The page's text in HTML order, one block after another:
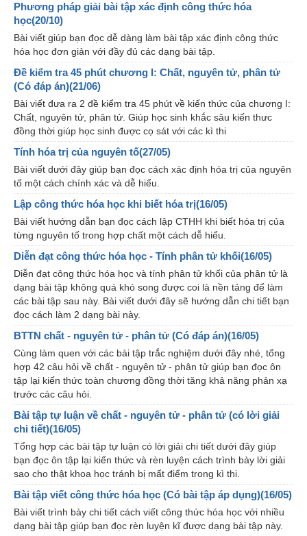
Phương pháp giải bài tập xác định công thức hóa
học(20/10)
Bài viết giúp bạn đọc dễ dàng làm bài tập xác định công thức
hóa học đơn giản với đầy đủ các dạng bài tập.
Đề kiểm tra 45 phút chương I: Chất, nguyên tử, phân tử
(Có đáp án)(21/06)
Bài viết đưa ra 2 đề kiểm tra 45 phút về kiến thức của chương I:
Chất, nguyên tử, phân tử. Giúp học sinh khắc sâu kiến thưc
đồng thời giúp học sinh được cọ sát với các kì thi
Tính hóa trị của nguyên tố(27/05)
Bài viết dưới đây giúp bạn đọc cách xác định hóa trị của nguyên
tố một cách chính xác và dễ hiểu.
Lập công thức hóa học khi biết hóa trị(16/05)
Bài viết hướng dẫn bạn đọc cách lập CTHH khi biết hóa trị của
từng nguyên tố trong hợp chất một cách dễ hiểu.
Diễn đạt công thức hóa học - Tính phân tử khối(16/05)
Diễn đạt công thức hóa học và tính phân tử khối của phân tử là
dạng bài tập không quá khó song được coi là nền tảng để làm
các bài tập sau này. Bài viết dưới đây sẽ hướng dẫn chi tiết bạn
đọc cách làm 2 dạng bài này.
BTTN chất - nguyên tử - phân tử (Có đáp án)(16/05)
Cùng làm quen với các bài tập trắc nghiệm dưới đây nhé, tổng
hợp 42 câu hỏi về chất - nguyên tử - phân tử giúp bạn đọc ôn
tập lại kiến thức toàn chương đồng thời tăng khả năng phản xạ
trước các câu hỏi.
Bài tập tự luận về chất - nguyên tử - phân tử (có lời giải
chi tiết)(16/05)
Tổng hợp các bài tập tự luận có lời giải chi tiết dưới đây giúp
bạn đọc ôn tập lại kiến thức và rèn luyện cách trình bày lời giải
sao cho thật khoa học tránh bị mất điểm trong kì thi.
Bài tập viết công thức hóa học (Có bài tập áp dụng)(16/05)
Bài viết trình bày chi tiết cách viết công thức hóa học với nhiều
dạng bài tập giúp bạn đọc rèn luyện kĩ được dạng bài tập này.